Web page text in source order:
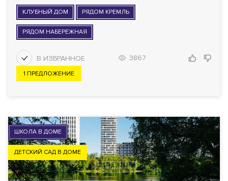
КЛУБНЫЙ ДОМ РЯДОМ КРЕМЛЬ
РЯДОМ НАБЕРЕЖНАЯ
3867
1 ПРЕДЛОЖЕНИЕ
ШКОЛА В ДОМЕ
ДЕТСКИЙ САД В ДОМЕ